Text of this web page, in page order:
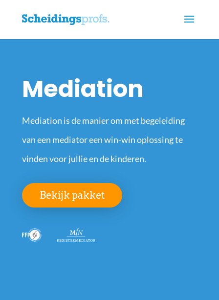
Mediation
Mediation is de manier om met begeleiding
van een mediator een win-win oplossing te
vinden voor jullie en de kinderen.
Bekijk pakket